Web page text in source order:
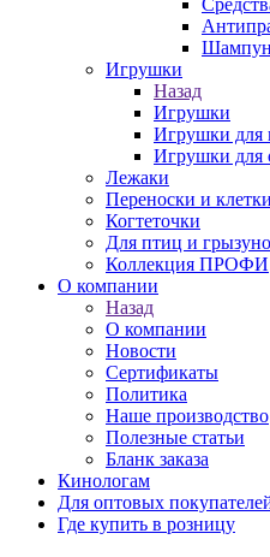
Игрушки
Назад
Игрушки
Игрушки для
Игрушки для
Лежаки
Переноски и клетки
Когтеточки
Для птиц и
Коллекция ПРОФИ
О компании
Назад
О компании
Новости
Сертификаты
Политика
Наше производство
Полезные статьи
Бланк заказа
Кинологам
Для оптовых
Где купить в розницу